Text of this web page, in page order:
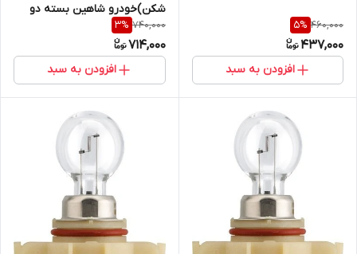
460,000
5%
437,000
افزودن به سبد
شکن)خودرو شاهین بسته دو
عددی (پایه H11)
740,000
3%
714,000
افزودن به سبد